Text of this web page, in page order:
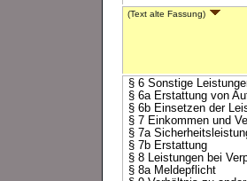
(Text alte Fassung)
§ 6 Sonstige
§ 6a Erstattung von
§ 6b Einsetzen der
§ 7 Einkommen und
§ 7a
§ 7b Erstattung
§ 8 Leistungen bei
§ 8a Meldepflicht